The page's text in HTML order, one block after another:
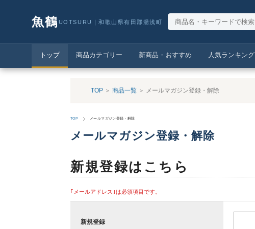
魚鶴 UOTSURU｜和歌山県有田郡湯浅町
トップ 商品カテゴリー 新商品・おすすめ 人気ランキング
TOP ＞ 商品一覧 ＞ メールマガジン登録・解除
TOP メールマガジン登録・解除
メールマガジン登録・解除
新規登録はこちら
｢メールアドレス｣は必須項目です。
新規登録